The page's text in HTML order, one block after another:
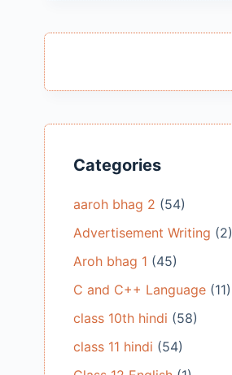
Categories
aaroh bhag 2 (54)
Advertisement Writing (2)
Aroh bhag 1 (45)
C and C++ Language(11)
class 10th hindi (58)
class 11 hindi (54)